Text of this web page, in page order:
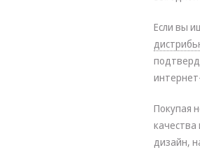
Если вы
Покупая
дизайн,